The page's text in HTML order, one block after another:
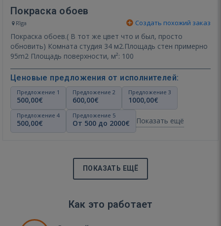
Покраска обоев
Rīga Создать похожий заказ
Покраска обоев.( В тот же цвет что и был, просто
обновить) Комната студия 34 м2.Площадь стен примерно
95m2 Площадь поверхности, м²: 100
Ценовые предложения от исполнителей:
Предложение 1
500,00€
Предложение 2
600,00€
Предложение 3
1000,00€
Предложение 4
500,00€
Предложение 5
От 500 до 2000€ Показать ещё
ПОКАЗАТЬ ЕЩЁ
Как это работает